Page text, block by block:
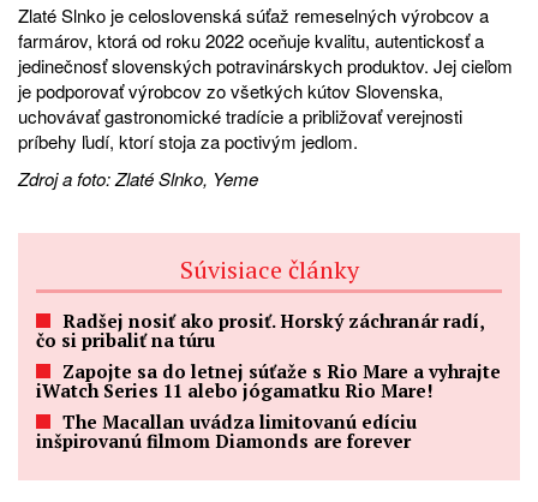
Zlaté Slnko je celoslovenská súťaž remeselných výrobcov a
farmárov, ktorá od roku 2022 oceňuje kvalitu, autentickosť a
jedinečnosť slovenských potravinárskych produktov. Jej cieľom
je podporovať výrobcov zo všetkých kútov Slovenska,
uchovávať gastronomické tradície a približovať verejnosti
príbehy ľudí, ktorí stoja za poctivým jedlom.
Zdroj a foto: Zlaté Slnko, Yeme
Súvisiace články
Radšej nosiť ako prosiť. Horský záchranár radí,
čo si pribaliť na túru
Zapojte sa do letnej súťaže s Rio Mare a vyhrajte
iWatch Series 11 alebo jógamatku Rio Mare!
The Macallan uvádza limitovanú edíciu
inšpirovanú filmom Diamonds are forever